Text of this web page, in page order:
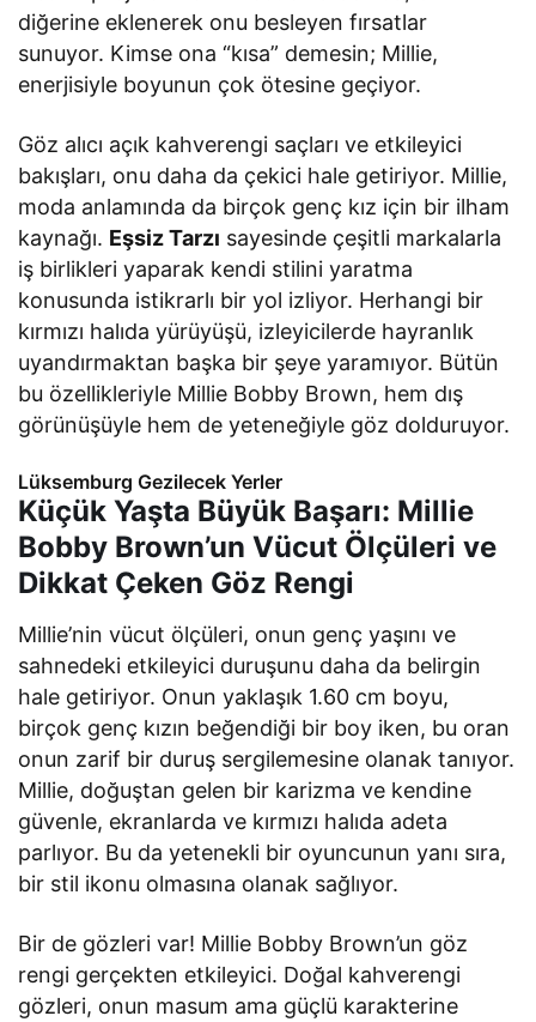
diğerine eklenerek onu besleyen fırsatlar
sunuyor. Kimse ona “kısa” demesin; Millie,
enerjisiyle boyunun çok ötesine geçiyor.
Göz alıcı açık kahverengi saçları ve etkileyici
bakışları, onu daha da çekici hale getiriyor. Millie,
moda anlamında da birçok genç kız için bir ilham
kaynağı. Eşsiz Tarzı sayesinde çeşitli markalarla
iş birlikleri yaparak kendi stilini yaratma
konusunda istikrarlı bir yol izliyor. Herhangi bir
kırmızı halıda yürüyüşü, izleyicilerde hayranlık
uyandırmaktan başka bir şeye yaramıyor. Bütün
bu özellikleriyle Millie Bobby Brown, hem dış
görünüşüyle hem de yeteneğiyle göz dolduruyor.
Lüksemburg Gezilecek Yerler
Küçük Yaşta Büyük Başarı: Millie
Bobby Brown’un Vücut Ölçüleri ve
Dikkat Çeken Göz Rengi
Millie’nin vücut ölçüleri, onun genç yaşını ve
sahnedeki etkileyici duruşunu daha da belirgin
hale getiriyor. Onun yaklaşık 1.60 cm boyu,
birçok genç kızın beğendiği bir boy iken, bu oran
onun zarif bir duruş sergilemesine olanak tanıyor.
Millie, doğuştan gelen bir karizma ve kendine
güvenle, ekranlarda ve kırmızı halıda adeta
parlıyor. Bu da yetenekli bir oyuncunun yanı sıra,
bir stil ikonu olmasına olanak sağlıyor.
Bir de gözleri var! Millie Bobby Brown’un göz
rengi gerçekten etkileyici. Doğal kahverengi
gözleri, onun masum ama güçlü karakterine